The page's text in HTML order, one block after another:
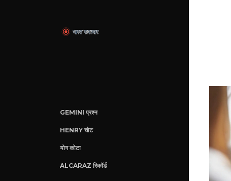
GEMINI प्रश्न
HENRY चोट
योग कोटा
ALCARAZ रिकॉर्ड